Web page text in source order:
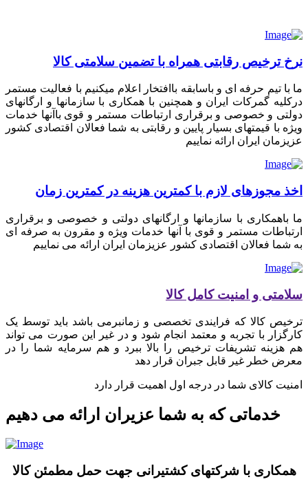
نرخ ترخیص رقابتی همراه با تضمین سلامتی کالا
ما با تیم حرفه ای و باسابقه باافتخار اعلام میکنیم با فعالیت مستمر
درکلیه گمرکات ایران و همچنین با همکاری با سازمانها و ارگانهای
دولتی و خصوصی و برقراری ارتباطات مستمر و قوی باآنها خدمات
ویژه با قیمتهای بسیار پایین و رقابتی به شما فعالان اقتصادی کشور
عزیزمان ایران ارائه نماییم
اخذ مجوزهای لازم با کمترین هزینه در کمترین زمان
ما باهمکاری با سازمانها و ارگانهای دولتی و خصوصی و برقراری
ارتباطات مستمر و قوی با آنها خدمات ویژه و مقرون به صرفه ای
به شما فعالان اقتصادی کشور عزیزمان ایران ارائه می نماییم
سلامتی و امنیت کامل کالا
ترخیص کالا که فرایندی تخصصی و زمانبرمی باشد باید توسط یک
کارگزار با تجربه و معتمد انجام شود و در غیر این صورت می تواند
هم هزینه تشریفات ترخیص را بالا ببرد و هم سرمایه شما را در
معرض خطر غیر قابل جبران قرار دهد
امنیت کالای شما در درجه اول اهمیت قرار دارد
خدماتی که به شما عزیران ارائه می دهیم
همکاری با شرکتهای کشتیرانی جهت حمل مطمئن کالا